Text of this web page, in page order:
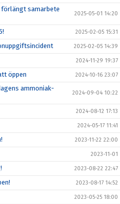
förlängt samarbete
2025-05-01 14:20
2025-02-05 15:31
2025-02-05 14:39
2024-11-29 19:37
öppen 2024-10-16 23:07
ammoniak-
2024-09-04 10:22
2024-08-12 17:13
2024-05-17 11:41
2023-11-22 22:00
2023-11-01
2023-08-22 22:47
2023-08-17 14:52
2023-05-25 18:00